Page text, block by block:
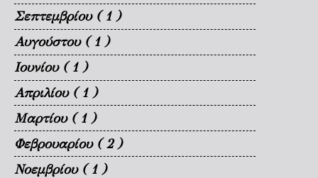
Σεπτεμβρίου ( 1 )
Αυγούστου ( 1 )
Ιουνίου ( 1 )
Απριλίου ( 1 )
Μαρτίου ( 1 )
Φεβρουαρίου ( 2 )
Νοεμβρίου ( 1 )